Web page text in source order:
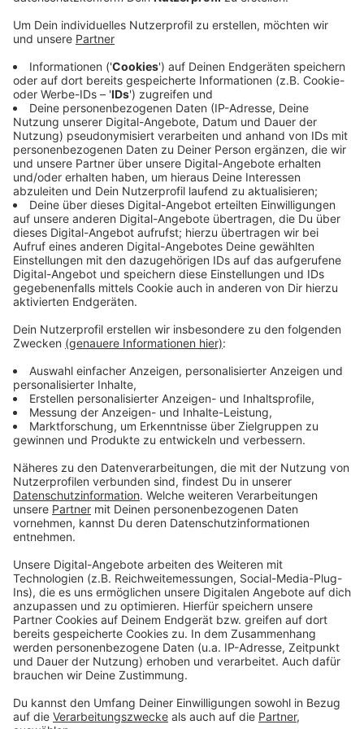
Ahaus. Eine Angestellte will ihre Arbeit im
Juweliergeschäft beginnen. Ihr Chef öffnet die Tür
und will sie in den Laden lassen. Diesen kleinen
Moment der offenen Tür nutzen zwei Räuber aus den
Niederlanden (17 und 22 Jahre). Sie drängeln und
drücken gegen die Tür und kommen so ins
Juweliergeschäft. Einer der beiden schlägt den
Juwelier nieder und verletzt ihn leicht. Der zweite
schlägt mit einem Hammer eine gläserne Trennwand
ein. Er packt wertvolle Schmuckstücke in eine Tüte.
Damit wollen die Räuber den Laden dann verlassen.
Aber das gelingt ihnen nicht direkt. Zwei Zeigen halten
sie auf. Die beiden Zeugen hatten den Überfall
beobachtet und schnell reagiert. Von außen halten sie
die Tür des Juweliergeschäfts zu und versuchen so
die Räuber an einer Flucht zu hindern. Erst als die
Hammer auf die Tür einschlagen geben die Zeugen die
Schlossgarten. Aber die Zeugen verfolgen sie. Auf der
Flucht werfen die Räuber die Beute in einen Mülleimer.
Dann gibt es einen Schuss. Einer der Räuber schießt
auf die Verfolger. Die wurden zum Glück nicht verletzt.
der gefeuert worden ist. Doch auch der Schuss kann
die Zeugen nicht abhalten. Sie setzen die Verfolgung
fort und überwältigen einen Täter. Auf einem
Parkplatz an der Hindenburgallee entwaffnen sie ihn
Ort der Festnahme steht auch das Fluchtfahrzeug der
Räuber, ein schwarzer Peugeot mit niederländischen
Kennzeichen. Das Auto, die Waffe sowie der Schmuck
werden sichergestellt. Gleichzeitig läuft die Fahndung
nach dem zweiten Täter. Unter Einbindung eines
Polizeihubschraubers sowie zusätzlichen
Öffentlichkeit wird über die Social Media Kanäle und